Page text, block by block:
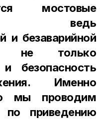
мостовые
ведь
и безаварийной
не только
безопасность
Именно
мы проводим
приведению